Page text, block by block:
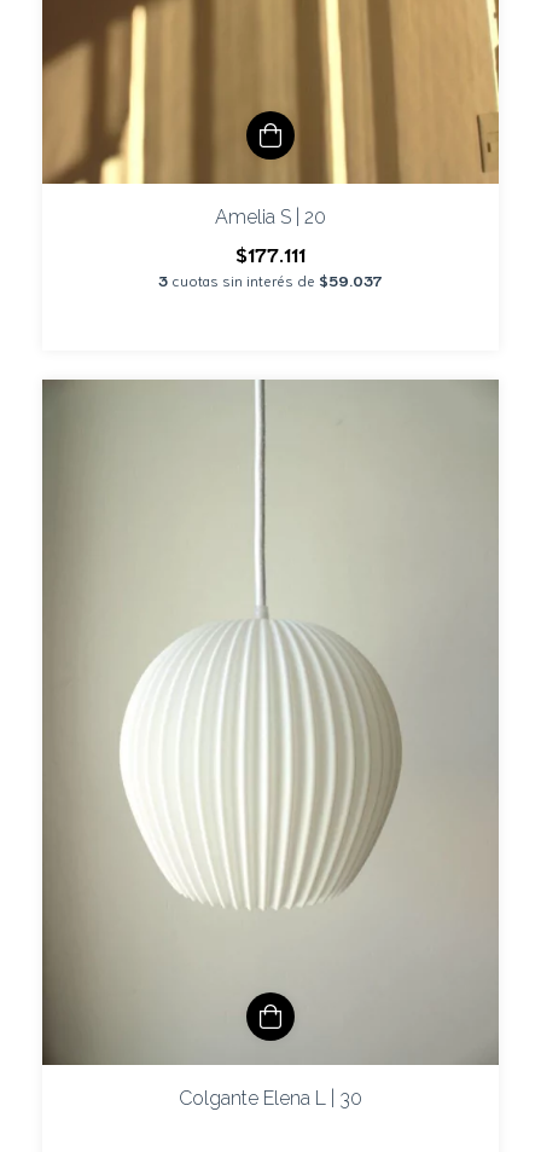
Amelia S | 20
$177.111
3 cuotas sin interés de $59.037
Colgante Elena L | 30